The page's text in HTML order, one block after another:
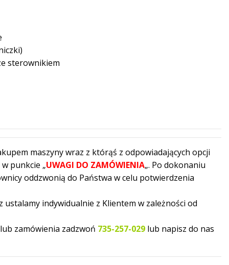
sterownikiem
maszyny wraz z którąś z odpowiadających opcji
punkcie „UWAGI DO ZAMÓWIENIA„. Po dokonaniu
oddzwonią do Państwa w celu potwierdzenia
indywidualnie z Klientem w zależności od
zamówienia zadzwoń 735-257-029 lub napisz do nas